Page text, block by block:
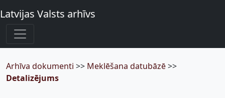
Latvijas Valsts arhīvs
Arhīva dokumenti >> Meklēšana datubāzē>>
Detalizējums